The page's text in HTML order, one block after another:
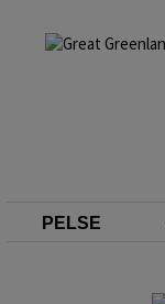
PELSE